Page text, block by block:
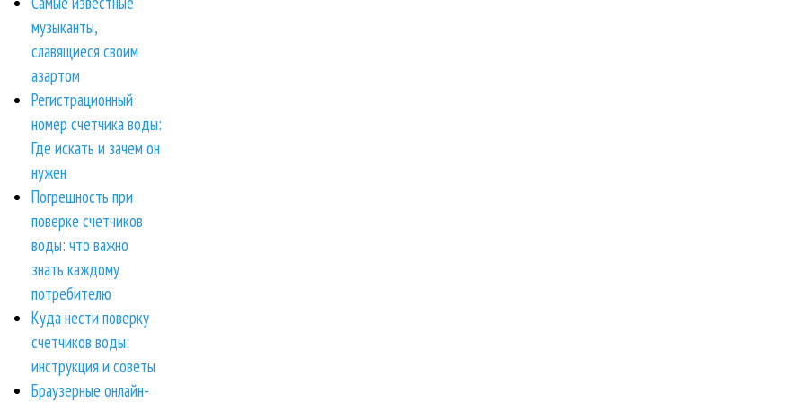
музыканты,
славящиеся своим
азартом
Регистрационный
номер счетчика воды:
Где искать и зачем он
нужен
Погрешность при
поверке счетчиков
воды: что важно
знать каждому
потребителю
Куда нести поверку
счетчиков воды:
инструкция и советы
Браузерные онлайн-